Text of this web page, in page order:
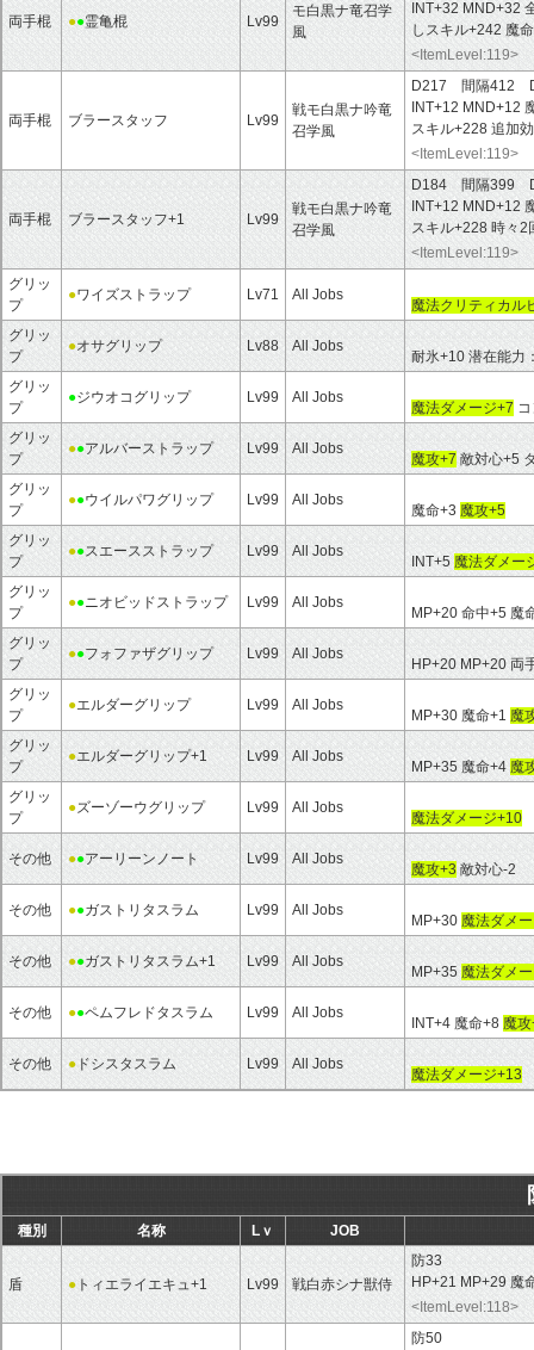
両手棍 ●●霊亀棍 Lv99
モ白黒ナ竜召学
風
INT+32 MND+32
しスキル+242 魔
<ItemLevel:119>
両手棍 ブラースタッフ Lv99
戦モ白黒ナ吟竜
召学風
D217 間隔412
INT+12 MND+12
スキル+228 追加
<ItemLevel:119>
両手棍 ブラースタッフ+1 Lv99
戦モ白黒ナ吟竜
召学風
D184 間隔399
INT+12 MND+12
スキル+228 時々2
<ItemLevel:119>
グリッ
プ
●ワイズストラップ Lv71 All Jobs
魔法クリティカル
グリッ
プ
●オサグリップ Lv88 All Jobs
耐氷+10 潜在能力
グリッ
プ
●ジウオコグリップ Lv99 All Jobs
魔法ダメージ+7
グリッ
プ
●●アルバーストラップ Lv99 All Jobs
魔攻+7 敵対心+5
グリッ
プ
●●ウイルパワグリップ Lv99 All Jobs
魔命+3 魔攻+5
グリッ
プ
●●スエースストラップ Lv99 All Jobs
INT+5 魔法ダメー
グリッ
プ
●●ニオビッドストラップ Lv99 All Jobs
MP+20 命中+5 魔
グリッ
プ
●●フォファザグリップ Lv99 All Jobs
HP+20 MP+20 両
グリッ
プ
●エルダーグリップ Lv99 All Jobs
MP+30 魔命+1 魔
グリッ
プ
●エルダーグリップ+1 Lv99 All Jobs
MP+35 魔命+4 魔
グリッ
プ
●ズーゾーウグリップ Lv99 All Jobs
魔法ダメージ+10
その他 ●●アーリーンノート Lv99 All Jobs
魔攻+3 敵対心-2
その他 ●●ガストリタスラム Lv99 All Jobs
MP+30 魔法ダメ
その他 ●●ガストリタスラム+1 Lv99 All Jobs
MP+35 魔法ダメ
その他 ●●ペムフレドタスラム Lv99 All Jobs
INT+4 魔命+8 魔
その他 ● ドシスタスラム Lv99 All Jobs
魔法ダメージ+13
種別 名称 Lｖ JOB
盾 ● トィエライエキュ+1 Lv99 戦白赤シナ獣侍
防33
HP+21 MP+29 魔
<ItemLevel:118>
防50